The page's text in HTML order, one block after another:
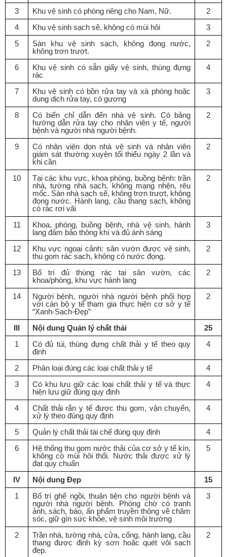
3 Khu vệ sinh có phòng riêng cho Nam, Nữ.
2
4
Khu vệ sinh sạch sẽ, không có mùi hôi
3
5
Sàn khu vệ sinh sạch, không đọng nước,
không trơn trượt.
2
6 Khu vệ sinh có sẵn giấy vệ sinh, thùng đựng
rác
4
7
Khu vệ sinh có bồn rửa tay và xà phòng hoặc
dung dịch rửa tay, có gương
3
8
Có biển chỉ dẫn đến nhà vệ sinh. Có bảng
hướng dẫn rửa tay cho nhân viên y tế, người
bệnh và người nhà người bệnh.
2
9
Có nhân viên dọn nhà vệ sinh và nhân viên
giám sát thường xuyên tối thiểu ngày 2 lần và
khi cần
2
10 Tại các khu vực, khoa phòng, buồng bệnh: trần
nhà, tường nhà sạch, không mạng nhện, rêu
mốc. Sàn nhà sạch sẽ, không trơn trượt, không
đọng nước. Hành lang, cầu thang sạch, không
có rác rơi vãi
2
11 Khoa, phòng, buồng bệnh, nhà vệ sinh, hành
lang đảm bảo thông khí và đủ ánh sáng
3
12
Khu vực ngoại cảnh: sân vườn được vệ sinh,
thu gom rác sạch, không có nước đọng.
2
13 Bố trí đủ thùng rác tại sân vườn, các
khoa/phòng, khu vực hành lang
2
14
Người bệnh, người nhà người bệnh phối hợp
với cán bộ y tếtham gia thực hiện cơ sở y tế
“Xanh-Sạch-Đẹp”
2
III Nội dung Quản lý chất thải
25
1
Có đủ túi, thùng đựng chất thải y tế theo quy
định
4
2 Phân loại đúng các loại chất thải y tế
4
3
Có khu lưu giữ các loại chất thải y tế và thực
hiện lưu giữ đúng quy định
4
4 Chất thải rắn y tế được thu gom, vận chuyển,
xử lý theo đúng quy định
4
5 Quản lý chất thải tái chế đúng quy định
4
6
Hệ thống thu gom nước thải của cơ sở y tế kín,
không có mùi hôi thối. Nước thải được xử lý
đạt quy chuẩn
5
IV Nội dung Đẹp
15
1
Bốtrí ghế ngồi, thuận tiện cho người bệnh và
người nhà người bệnh. Phòng chờ có tranh
ảnh, sách, báo, ấn phẩm truyền thông về chăm
sóc, giữ gìn sức khỏe, vệ sinh môi trường
3
2 Trần nhà, tường nhà, cửa, cổng, hành lang, cầu
thang được định kỳ sơn hoặc quét vôi sạch
đẹp.
2